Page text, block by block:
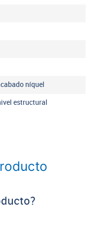
níquel
estructural